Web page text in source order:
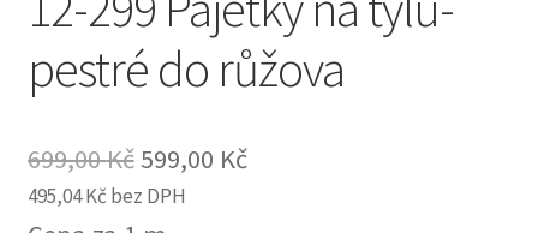
pestré do růžova
699,00Kč Original
price
599,00 KčCurrent
495,04Kč bez DPH